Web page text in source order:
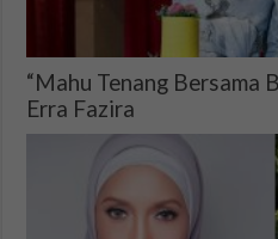
“Mahu Tenang Bersama
Erra Fazira